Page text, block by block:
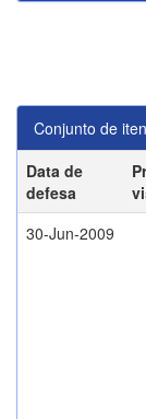
Conjunto de
Data de
defesa
30-Jun-2009